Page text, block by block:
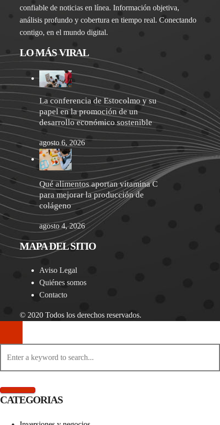
confiable de noticias en línea. Información objetiva,
análisis profundo y cobertura en tiempo real. Conectando
contigo, en el mundo digital.
LO MÁS VIRAL
La conferencia de Estocolmo y su
papel en la promoción de un
desarrollo económico sostenible
agosto 6, 2026
Qué alimentos aportan vitamina C
para mejorar la producción de
colágeno
agosto 4, 2026
MAPA DEL SITIO
Aviso Legal
Quiénes somos
Contacto
© 2020 Todos los derechos reservados.
CATEGORIAS